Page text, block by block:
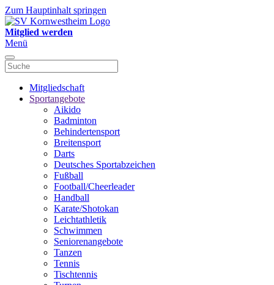
Zum Hauptinhalt springen
Mitglied werden
Menü
Mitgliedschaft
Sportangebote
Aikido
Badminton
Behindertensport
Breitensport
Darts
Deutsches Sportabzeichen
Fußball
Football/Cheerleader
Handball
Karate/Shotokan
Leichtathletik
Schwimmen
Seniorenangebote
Tanzen
Tennis
Tischtennis